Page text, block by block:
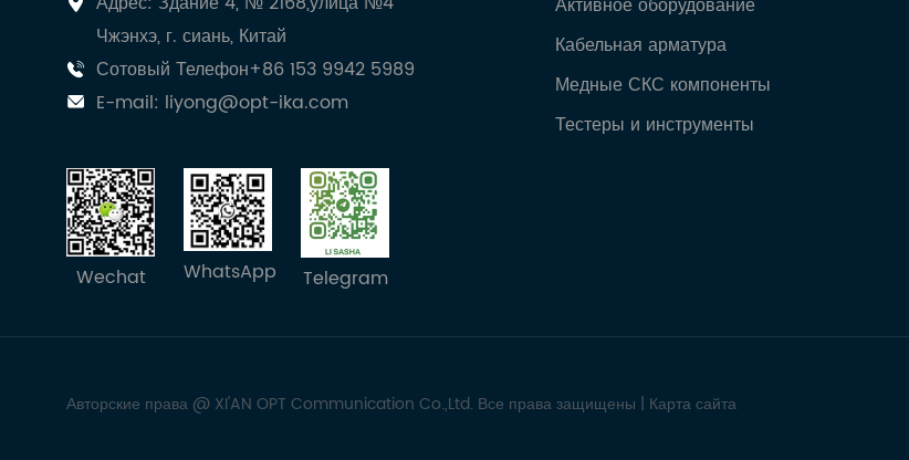
Чжэнхэ, г. сиань, Китай
Сотовый Телефон+86 153 9942 5989
E-mail: liyong@opt-ika.com
Wechat WhatsApp Telegram
Кабельная арматура
Медные СКС компоненты
Тестеры и инструменты
Авторские права @ XI'AN OPT Communication Co.,Ltd. Все права защищены | Карта сайта